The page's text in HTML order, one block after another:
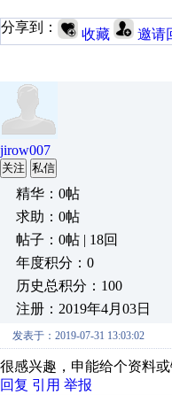
分享到： 收藏 邀请
jirow007
关注 私信
精华：0帖
求助：0帖
帖子：0帖 | 18回
年度积分：0
历史总积分：100
注册：2019年4月03日
发表于：2019-07-31 13:03:02
很感兴趣，申能给个资料或
回复 引用 举报